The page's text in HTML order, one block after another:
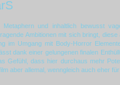
Metaphern und inhaltlich bewusst
Ambitionen mit sich bringt,
im Umgang mit Body-Horror
dank einer gelungenen finalen
Gefühl, dass hier durchaus mehr
aber allemal, wenngleich auch eher